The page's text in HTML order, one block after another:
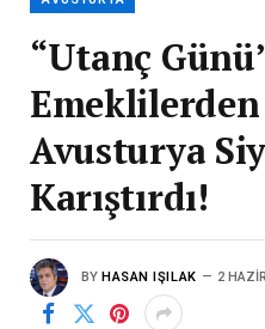
“Utanç
Avusturya
Karıştırdı!
BY HASAN IŞILAK 2